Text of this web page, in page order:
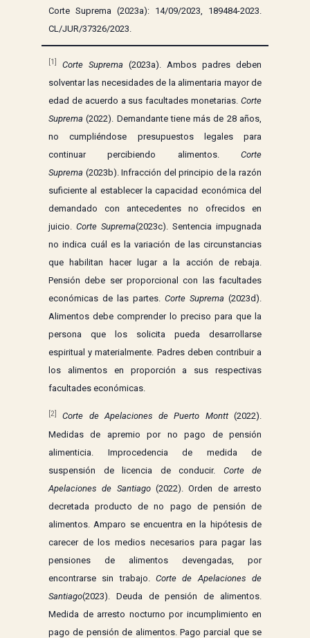
Corte Suprema (2023a): 14/09/2023, 189484-2023.
CL/JUR/37326/2023.
[1] Corte Suprema (2023a). Ambos padres deben
solventar las necesidades de la alimentaria mayor de
edad de acuerdo a sus facultades monetarias. Corte
Suprema (2022). Demandante tiene más de 28 años,
no cumpliéndose presupuestos legales para
continuar percibiendo alimentos. Corte
Suprema (2023b). Infracción del principio de la razón
suficiente al establecer la capacidad económica del
demandado con antecedentes no ofrecidos en
juicio. Corte Suprema(2023c). Sentencia impugnada
no indica cuál es la variación de las circunstancias
que habilitan hacer lugar a la acción de rebaja.
Pensión debe ser proporcional con las facultades
económicas de las partes. Corte Suprema (2023d).
Alimentos debe comprender lo preciso para que la
persona que los solicita pueda desarrollarse
espiritual y materialmente. Padres deben contribuir a
los alimentos en proporción a sus respectivas
facultades económicas.
[2] Corte de Apelaciones de Puerto Montt(2022).
Medidas de apremio por no pago de pensión
alimenticia. Improcedencia de medida de
suspensión de licencia de conducir. Corte de
Apelaciones de Santiago(2022). Orden de arresto
decretada producto de no pago de pensión de
alimentos. Amparo se encuentra en la hipótesis de
carecer de los medios necesarios para pagar las
pensiones de alimentos devengadas, por
encontrarse sin trabajo. Corte de Apelaciones de
Santiago(2023). Deuda de pensión de alimentos.
Medida de arresto nocturno por incumplimiento en
pago de pensión de alimentos. Pago parcial que se